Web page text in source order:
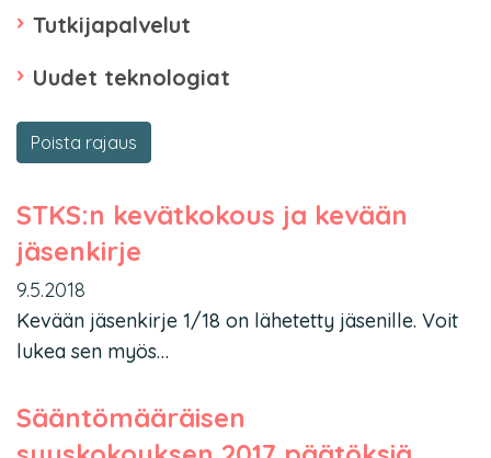
Tutkijapalvelut
Uudet teknologiat
Poista rajaus
STKS:n kevätkokous ja kevään
jäsenkirje
9.5.2018
Kevään jäsenkirje 1/18 on lähetetty jäsenille. Voit
lukea sen myös…
Sääntömääräisen